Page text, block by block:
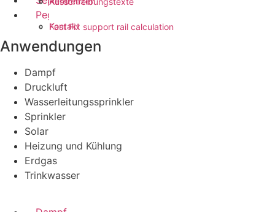
Fast Fix support rail calculation
Kontakt
Pegler ProFlow
Anwendungen
Dampf
Druckluft
Wasserleitungssprinkler
Sprinkler
Solar
Heizung und Kühlung
Erdgas
Trinkwasser